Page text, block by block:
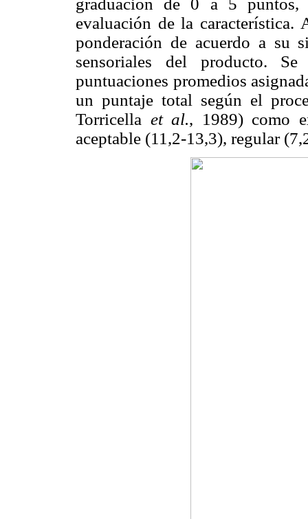
evaluación de la
ponderación de acuerdo a su
sensoriales del producto.
puntuaciones promedios
un puntaje total según el
Torricella et al., 1989) como
aceptable (11,2-13,3), regular